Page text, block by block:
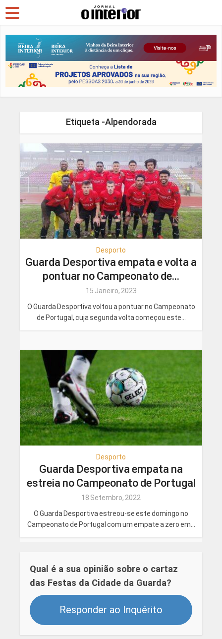
Etiqueta -Alpendorada
Desporto
Guarda Desportiva empata e volta a
pontuar no Campeonato de...
15 Janeiro, 2023
O Guarda Desportiva voltou a pontuar no Campeonato
de Portugal, cuja segunda volta começou este...
Desporto
Guarda Desportiva empata na
estreia no Campeonato de Portugal
18 Setembro, 2022
O Guarda Desportiva estreou-se este domingo no
Campeonato de Portugal com um empate a zero em...
Qual é a sua opinião sobre o cartaz
das Festas da Cidade da Guarda?
Responder ao Inquérito